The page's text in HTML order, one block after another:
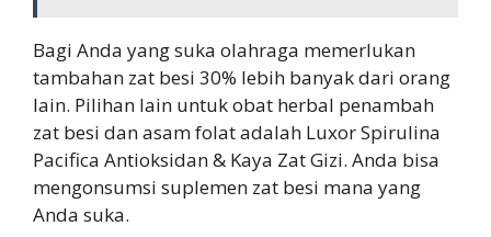
Bagi Anda yang suka olahraga memerlukan
tambahan zat besi 30% lebih banyak dari orang
lain. Pilihan lain untuk obat herbal penambah
zat besi dan asam folat adalah Luxor Spirulina
Pacifica Antioksidan & Kaya Zat Gizi. Anda bisa
mengonsumsi suplemen zat besi mana yang
Anda suka.